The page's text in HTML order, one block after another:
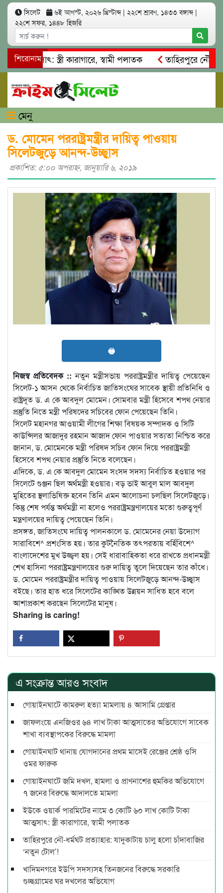
সিলেট ৬ই আগস্ট, ২০২৬ খ্রিস্টাব্দ | ২২শে শ্রাবণ, ১৪৩৩ বঙ্গাব্দ |
২২শে সফর, ১৪৪৮ হিজরি
শিরোনামস্ত্রী কারাগারে, স্বামী পলাতক
তাহিরপুরে নৌ-
মারধর
নগরীতে কোটি টাকার সম্পত্তি দখলের চেষ্টা:
মেনু
ড. মোমেন পররাষ্ট্রমন্ত্রীর দায়িত্ব পাওয়ায়
সিলেটজুড়ে আনন্দ-উচ্ছ্বাস
প্রকাশিত: ৫:০০ অপরাহ্ণ, জানুয়ারি ৬, ২০১৯
🖶
নিজস্ব প্রতিবেদক :: নতুন মন্ত্রীসভায় পররাষ্ট্রমন্ত্রীর দায়িত্ব পেয়েছেন
সিলেট-১ আসন থেকে নির্বাচিত জাতিসংঘের সাবেক স্থায়ী প্রতিনিধি ও
রাষ্ট্রদূত ড. এ কে আবদুল মোমেন। সোমবার মন্ত্রী হিসেবে শপথ নেয়ার
প্রস্তুতি নিতে মন্ত্রী পরিষদের সচিবের ফোন পেয়েছেন তিনি।
সিলেট মহানগর আওয়ামী লীগের শিক্ষা বিষয়ক সম্পাদক ও সিটি
কাউন্সিলর আজাদুর রহমান আজাদ ফোন পাওয়ার সত্যতা নিশ্চিত করে
জানান, ড. মোমেনকে মন্ত্রী পরিষদ সচিব ফোন দিয়ে পররাষ্ট্রমন্ত্রী
হিসেবে শপথ নেয়ার প্রস্তুতি নিতে বলেছেন।
এদিকে, ড. এ কে আবদুল মোমেন সংসদ সদস্য নির্বাচিত হওয়ার পর
সিলেটে গুঞ্জন ছিল অর্থমন্ত্রী হওয়ার। বড় ভাই আবুল মাল আবদুল
মুহিতের স্থলাভিষিক্ত হবেন তিনি এমন আলোচনা চলছিল সিলেটজুড়ে।
কিন্তু শেষ পর্যন্ত অর্থমন্ত্রী না হলেও পররাষ্ট্রমন্ত্রণালয়ের মতো গুরুত্বপূর্ণ
মন্ত্রণালয়ের দায়িত্ব পেয়েছেন তিনি।
প্রসঙ্গত, জাতিসংঘে দায়িত্ব পালনকালে ড. মোমেনের নেয়া উদ্যোগ
সারাবিশে^ প্রশংসিত হয়। তার কুটনৈতিক তৎপরতায় বর্হিবিশে^
বাংলাদেশের মুখ উজ্জ্বল হয়। সেই ধারাবাহিকতা ধরে রাখতে প্রধানমন্ত্রী
শেখ হাসিনা পররাষ্ট্রমন্ত্রণালয়ের গুরু দায়িত্ব তুলে দিয়েছেন তার কাঁধে।
ড. মোমেন পররাষ্ট্রমন্ত্রীর দায়িত্ব পাওয়ায় সিলেটজুড়ে আনন্দ-উচ্ছ্বাস
বইছে। তার হাত ধরে সিলেটের কাঙ্খিত উন্নয়ন সাধিত হবে বলে
আশাপ্রকাশ করছেন সিলেটের মানুষ।
Sharing is caring!
এ সংক্রান্ত আরও সংবাদ
গোয়াইনঘাটে কামরুল হত্যা মামলায় ৪ আসামি গ্রেপ্তার
জাফলংয়ে এনজিওর ৬৪ লাখ টাকা আত্মসাতের অভিযোগে সাবেক
শাখা ব্যবস্থাপকের বিরুদ্ধে মামলা
গোয়াইনঘাট থানায় যোগদানের প্রথম মাসেই রেঞ্জের শ্রেষ্ঠ ওসি
ওমর ফারুক
গোয়াইনঘাটে জমি দখল, হামলা ও প্রাণনাশের হুমকির অভিযোগে
৭ জনের বিরুদ্ধে আদালতে মামলা
ইউকে ওয়ার্ক পারমিটের নামে ৩ কোটি ৬০ লাখ কোটি টাকা
আত্মসাৎ: স্ত্রী কারাগারে, স্বামী পলাতক
তাহিরপুরে নৌ-ধর্মঘট প্রত্যাহার: যাদুকাটায় চালু হলো চাঁদাবাজির
‘নতুন টোল’!
খাদিমনগরে ইউপি সদস্যসহ তিনজনের বিরুদ্ধে সরকারি
গুচ্ছগ্রামের ঘর দখলের অভিযোগ